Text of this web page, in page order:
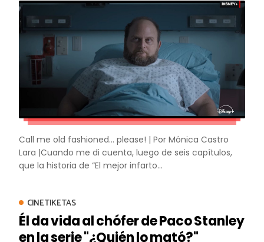
Call me old fashioned... please! | Por Mónica Castro
Lara |Cuando me di cuenta, luego de seis capítulos,
que la historia de “El mejor infarto...
CINETIKETAS
Él da vida al chófer de Paco Stanley
en la serie "¿Quién lo mató?"